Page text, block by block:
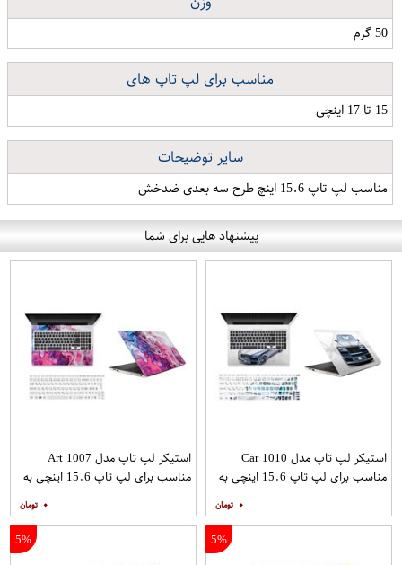
50 گرم
مناسب برای لپ تاپ های
15 تا 17 اینچی
سایر توضیحات
مناسب لپ تاپ 15.6 اینچ طرح سه بعدی ضدخش
پیشنهاد هایی برای شما
استیکر لپ تاپ مدل Car 1010
مناسب برای لپ تاپ 15.6 اینچی به
۰
استیکر لپ تاپ مدل Art 1007
مناسب برای لپ تاپ 15.6 اینچی به
۰
5%
5%